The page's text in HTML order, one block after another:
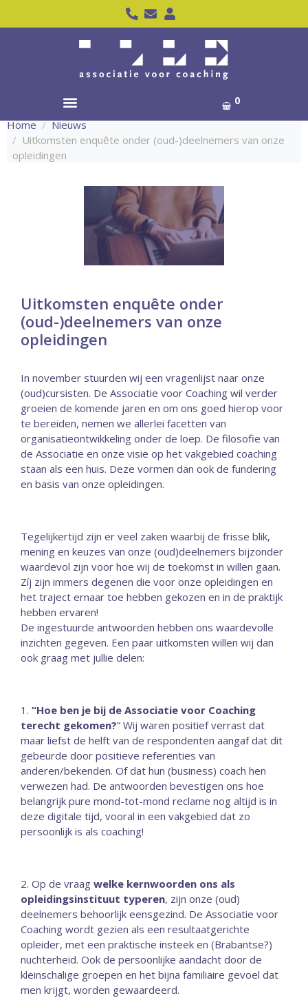
0
Home
Nieuws
Uitkomsten enquête onder (oud-)deelnemers van onze
opleidingen
Uitkomsten enquête onder
(oud-)deelnemers van onze
opleidingen
In november stuurden wij een vragenlijst naar onze
(oud)cursisten. De Associatie voor Coaching wil verder
groeien de komende jaren en om ons goed hierop voor
te bereiden, nemen we allerlei facetten van
organisatieontwikkeling onder de loep. De filosofie van
de Associatie en onze visie op het vakgebied coaching
staan als een huis. Deze vormen dan ook de fundering
en basis van onze opleidingen.
Tegelijkertijd zijn er veel zaken waarbij de frisse blik,
mening en keuzes van onze (oud)deelnemers bijzonder
waardevol zijn voor hoe wij de toekomst in willen gaan.
Zíj zijn immers degenen die voor onze opleidingen en
het traject ernaar toe hebben gekozen en in de praktijk
hebben ervaren!
De ingestuurde antwoorden hebben ons waardevolle
inzichten gegeven. Een paar uitkomsten willen wij dan
ook graag met jullie delen:
1. “Hoe ben je bij de Associatie voor Coaching
terecht gekomen?” Wij waren positief verrast dat
maar liefst de helft van de respondenten aangaf dat dit
gebeurde door positieve referenties van
anderen/bekenden. Of dat hun (business) coach hen
verwezen had. De antwoorden bevestigen ons hoe
belangrijk pure mond-tot-mond reclame nog altijd is in
deze digitale tijd, vooral in een vakgebied dat zo
persoonlijk is als coaching!
2. Op de vraag welke kernwoorden ons als
opleidingsinstituut typeren, zijn onze (oud)
deelnemers behoorlijk eensgezind. De Associatie voor
Coaching wordt gezien als een resultaatgerichte
opleider, met een praktische insteek en (Brabantse?)
nuchterheid. Ook de persoonlijke aandacht door de
kleinschalige groepen en het bijna familiaire gevoel dat
men krijgt, worden gewaardeerd.